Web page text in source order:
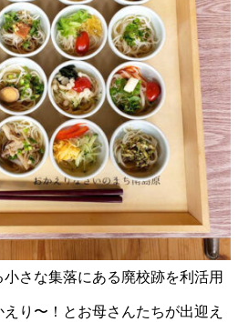
さな集落にある廃校跡を利活用
り〜！とお母さんたちが出迎え